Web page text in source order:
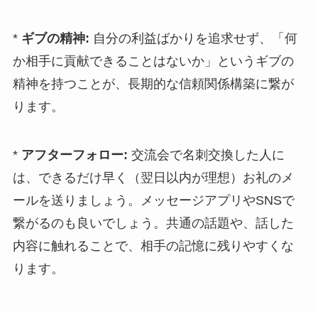
* ギブの精神: 自分の利益ばかりを追求せず、「何
か相手に貢献できることはないか」というギブの
精神を持つことが、長期的な信頼関係構築に繋が
ります。
* アフターフォロー: 交流会で名刺交換した人に
は、できるだけ早く（翌日以内が理想）お礼のメ
ールを送りましょう。メッセージアプリやSNSで
繋がるのも良いでしょう。共通の話題や、話した
内容に触れることで、相手の記憶に残りやすくな
ります。